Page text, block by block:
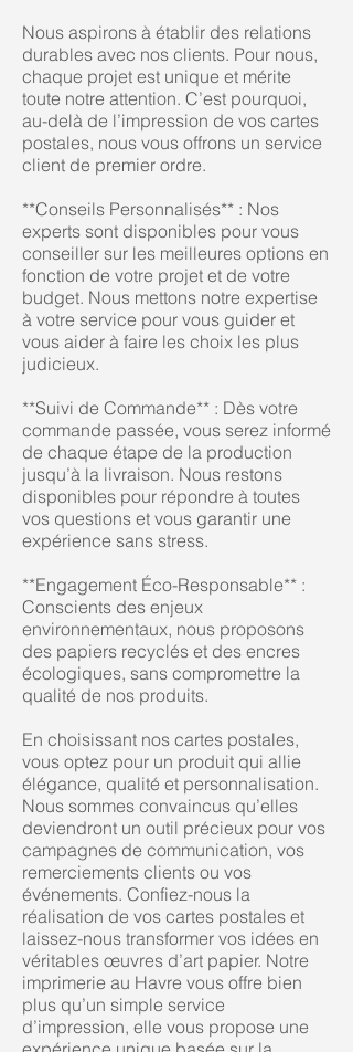
Nous aspirons à établir des relations
durables avec nos clients. Pour nous,
chaque projet est unique et mérite
toute notre attention. C’est pourquoi,
au-delà de l’impression de vos cartes
postales, nous vous offrons un service
client de premier ordre.
**Conseils Personnalisés** : Nos
experts sont disponibles pour vous
conseiller sur les meilleures options en
fonction de votre projet et de votre
budget. Nous mettons notre expertise
à votre service pour vous guider et
vous aider à faire les choix les plus
judicieux.
**Suivi de Commande** : Dès votre
commande passée, vous serez informé
de chaque étape de la production
jusqu’à la livraison. Nous restons
disponibles pour répondre à toutes
vos questions et vous garantir une
expérience sans stress.
**Engagement Éco-Responsable** :
Conscients des enjeux
environnementaux, nous proposons
des papiers recyclés et des encres
écologiques, sans compromettre la
qualité de nos produits.
En choisissant nos cartes postales,
vous optez pour un produit qui allie
élégance, qualité et personnalisation.
Nous sommes convaincus qu’elles
deviendront un outil précieux pour vos
campagnes de communication, vos
remerciements clients ou vos
événements. Confiez-nous la
réalisation de vos cartes postales et
laissez-nous transformer vos idées en
véritables œuvres d’art papier. Notre
imprimerie au Havre vous offre bien
plus qu’un simple service
d’impression, elle vous propose une